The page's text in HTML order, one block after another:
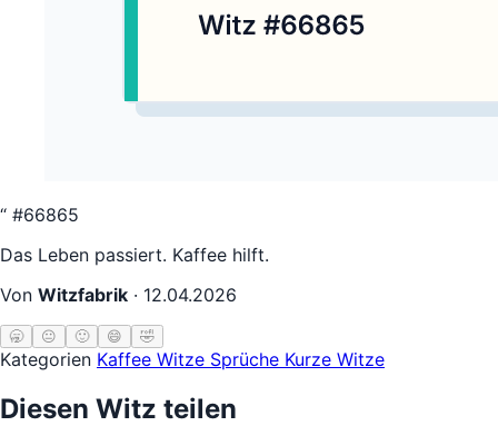
“ #66865
Das Leben passiert. Kaffee hilft.
Von Witzfabrik · 12.04.2026
🥱 😐 🙂 😄 🤣
Kategorien Kaffee Witze Sprüche Kurze Witze
Diesen Witz teilen